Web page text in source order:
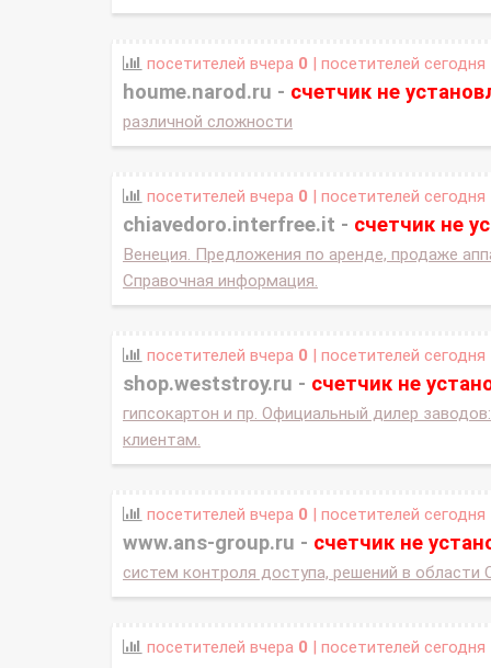
посетителей вчера 0 | посетителей сегодня
houme.narod.ru - счетчик не
различной сложности
посетителей вчера 0 | посетителей сегодня
chiavedoro.interfree.it - счетчик не
Венеция. Предложения по аренде, продаже
Справочная информация.
посетителей вчера 0 | посетителей сегодня
shop.weststroy.ru - счетчик не
гипсокартон и пр. Официальный дилер
клиентам.
посетителей вчера 0 | посетителей сегодня
www.ans-group.ru - счетчик не
систем контроля доступа, решений в
посетителей вчера 0 | посетителей сегодня